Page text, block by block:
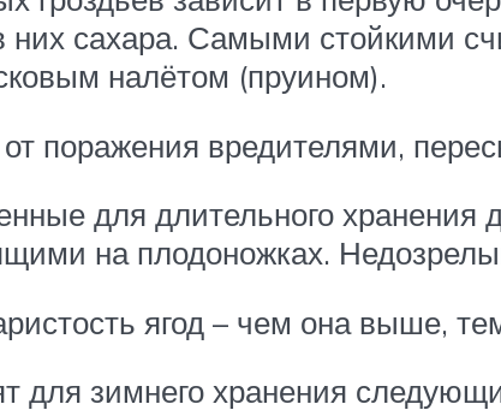
сахара. Самыми стойкими
налётом (пруином).
поражения вредителями,
для длительного
на плодоножках.
ягод – чем она выше,
для зимнего хранения